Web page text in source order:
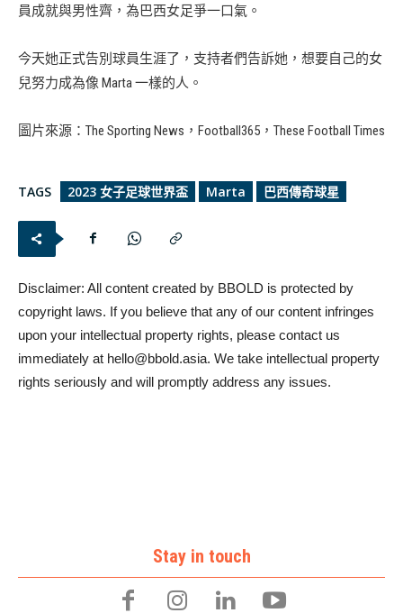
員成就與男性齊，為巴西女足爭一口氣。
今天她正式告別球員生涯了，支持者們告訴她，想要自己的女
兒努力成為像 Marta 一樣的人。
圖片來源：The Sporting News，Football365，These Football Times
TAGS 2023 女子足球世界盃 Marta 巴西傳奇球星
Disclaimer: All content created by BBOLD is protected by
copyright laws. If you believe that any of our content infringes
upon your intellectual property rights, please contact us
immediately at hello@bbold.asia. We take intellectual property
rights seriously and will promptly address any issues.
Stay in touch